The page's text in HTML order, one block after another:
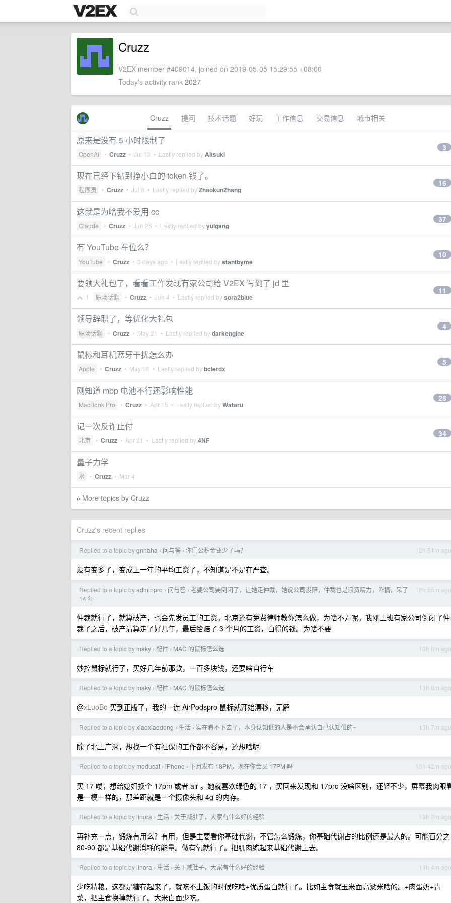
Cruzz
V2EX member #409014, joined on 2019-05-05 15:29:55 +08:00
Today's activity rank 2027
Cruzz 提问 技术话题 好玩 工作信息 交易信息 城市相关
原来是没有 5 小时限制了
OpenAI • Cruzz • Jul 13 • Lastly replied byAItsuki
3
现在已经下钻到挣小白的 token 钱了。
程序员 • Cruzz • Jul 9 • Lastly replied byZhaokunZhang
16
这就是为啥我不爱用 cc
Claude • Cruzz • Jun 26 • Lastly replied byyulgang
37
有 YouTube 车位么？
YouTube • Cruzz • 3 days ago • Lastly replied bystantbyme
10
要领大礼包了，看看工作发现有家公司给 V2EX 写到了 jd 里
1 职场话题 • Cruzz • Jun 4 • Lastly replied bysora2blue
11
领导辞职了，等优化大礼包
职场话题 • Cruzz • May 21 • Lastly replied bydarkengine
4
鼠标和耳机蓝牙干扰怎么办
Apple • Cruzz • May 14 • Lastly replied bybclerdx
5
刚知道 mbp 电池不行还影响性能
MacBook Pro • Cruzz • Apr 15 • Lastly replied byWataru
28
记一次反诈止付
北京 • Cruzz • Apr 21 • Lastly replied by4NF
34
量子力学
水 • Cruzz • Mar 4
» More topics by Cruzz
Cruzz's recent replies
12h 51m ago
Replied to a topic bygnhaha › 问与答 › 你们公积金变少了吗？
没有变多了，变成上一年的平均工资了，不知道是不是在严查。
12h 55m ago
Replied to a topic byadminpro › 问与答 › 老婆公司要倒闭了，让她走仲裁，她说公司没赔，仲裁也是浪费精力，咋搞，呆了
14 年
仲裁就行了，就算破产，也会先发员工的工资。北京还有免费律师教你怎么做，为啥不弄呢。我刚上班有家公司倒闭了仲
裁了之后，破产清算走了好几年，最后给赔了 3 个月的工资，白得的钱。为啥不要
13h 6m ago
Replied to a topic by maky › 配件 › MAC 的鼠标怎么选
妙控鼠标就行了，买好几年前那款，一百多块钱，还要啥自行车
13h 6m ago
Replied to a topic by maky › 配件 › MAC 的鼠标怎么选
@xLuoBo 买到正版了，我的一连 AirPodspro 鼠标就开始漂移，无解
13h 7m ago
Replied to a topic byxiaoxiaodong › 生活 › 实在看不下去了，本身认知低的人是不会承认自己认知低的~
除了北上广深，想找一个有社保的工作都不容易，还想啥呢
13h 42m ago
Replied to a topic by moducat › iPhone › 下月发布 18PM，现在你会买 17PM 吗
买 17 喽，想给媳妇换个 17pm 或者 air 。她就喜欢绿色的 17 ，买回来发现和 17pro 没啥区别，还轻不少，屏幕我肉眼
是一模一样的，那差距就是一个摄像头和 4g 的内存。
19h 2m ago
Replied to a topic by linora › 生活 › 关于减肚子，大家有什么好的经验
再补充一点，锻炼有用么？有用，但是主要看你基础代谢，不管怎么锻炼，你基础代谢占的比例还是最大的。可能百分之
80-90 都是基础代谢消耗的能量。做有氧就行了。把肌肉练起来基础代谢上去。
19h 4m ago
Replied to a topic by linora › 生活 › 关于减肚子，大家有什么好的经验
少吃精粮，这都是糖存起来了，就吃不上饭的时候吃啥+优质蛋白就行了。比如主食就玉米面高粱米啥的。+肉蛋奶+青
菜，把主食换掉就行了。大米白面少吃。